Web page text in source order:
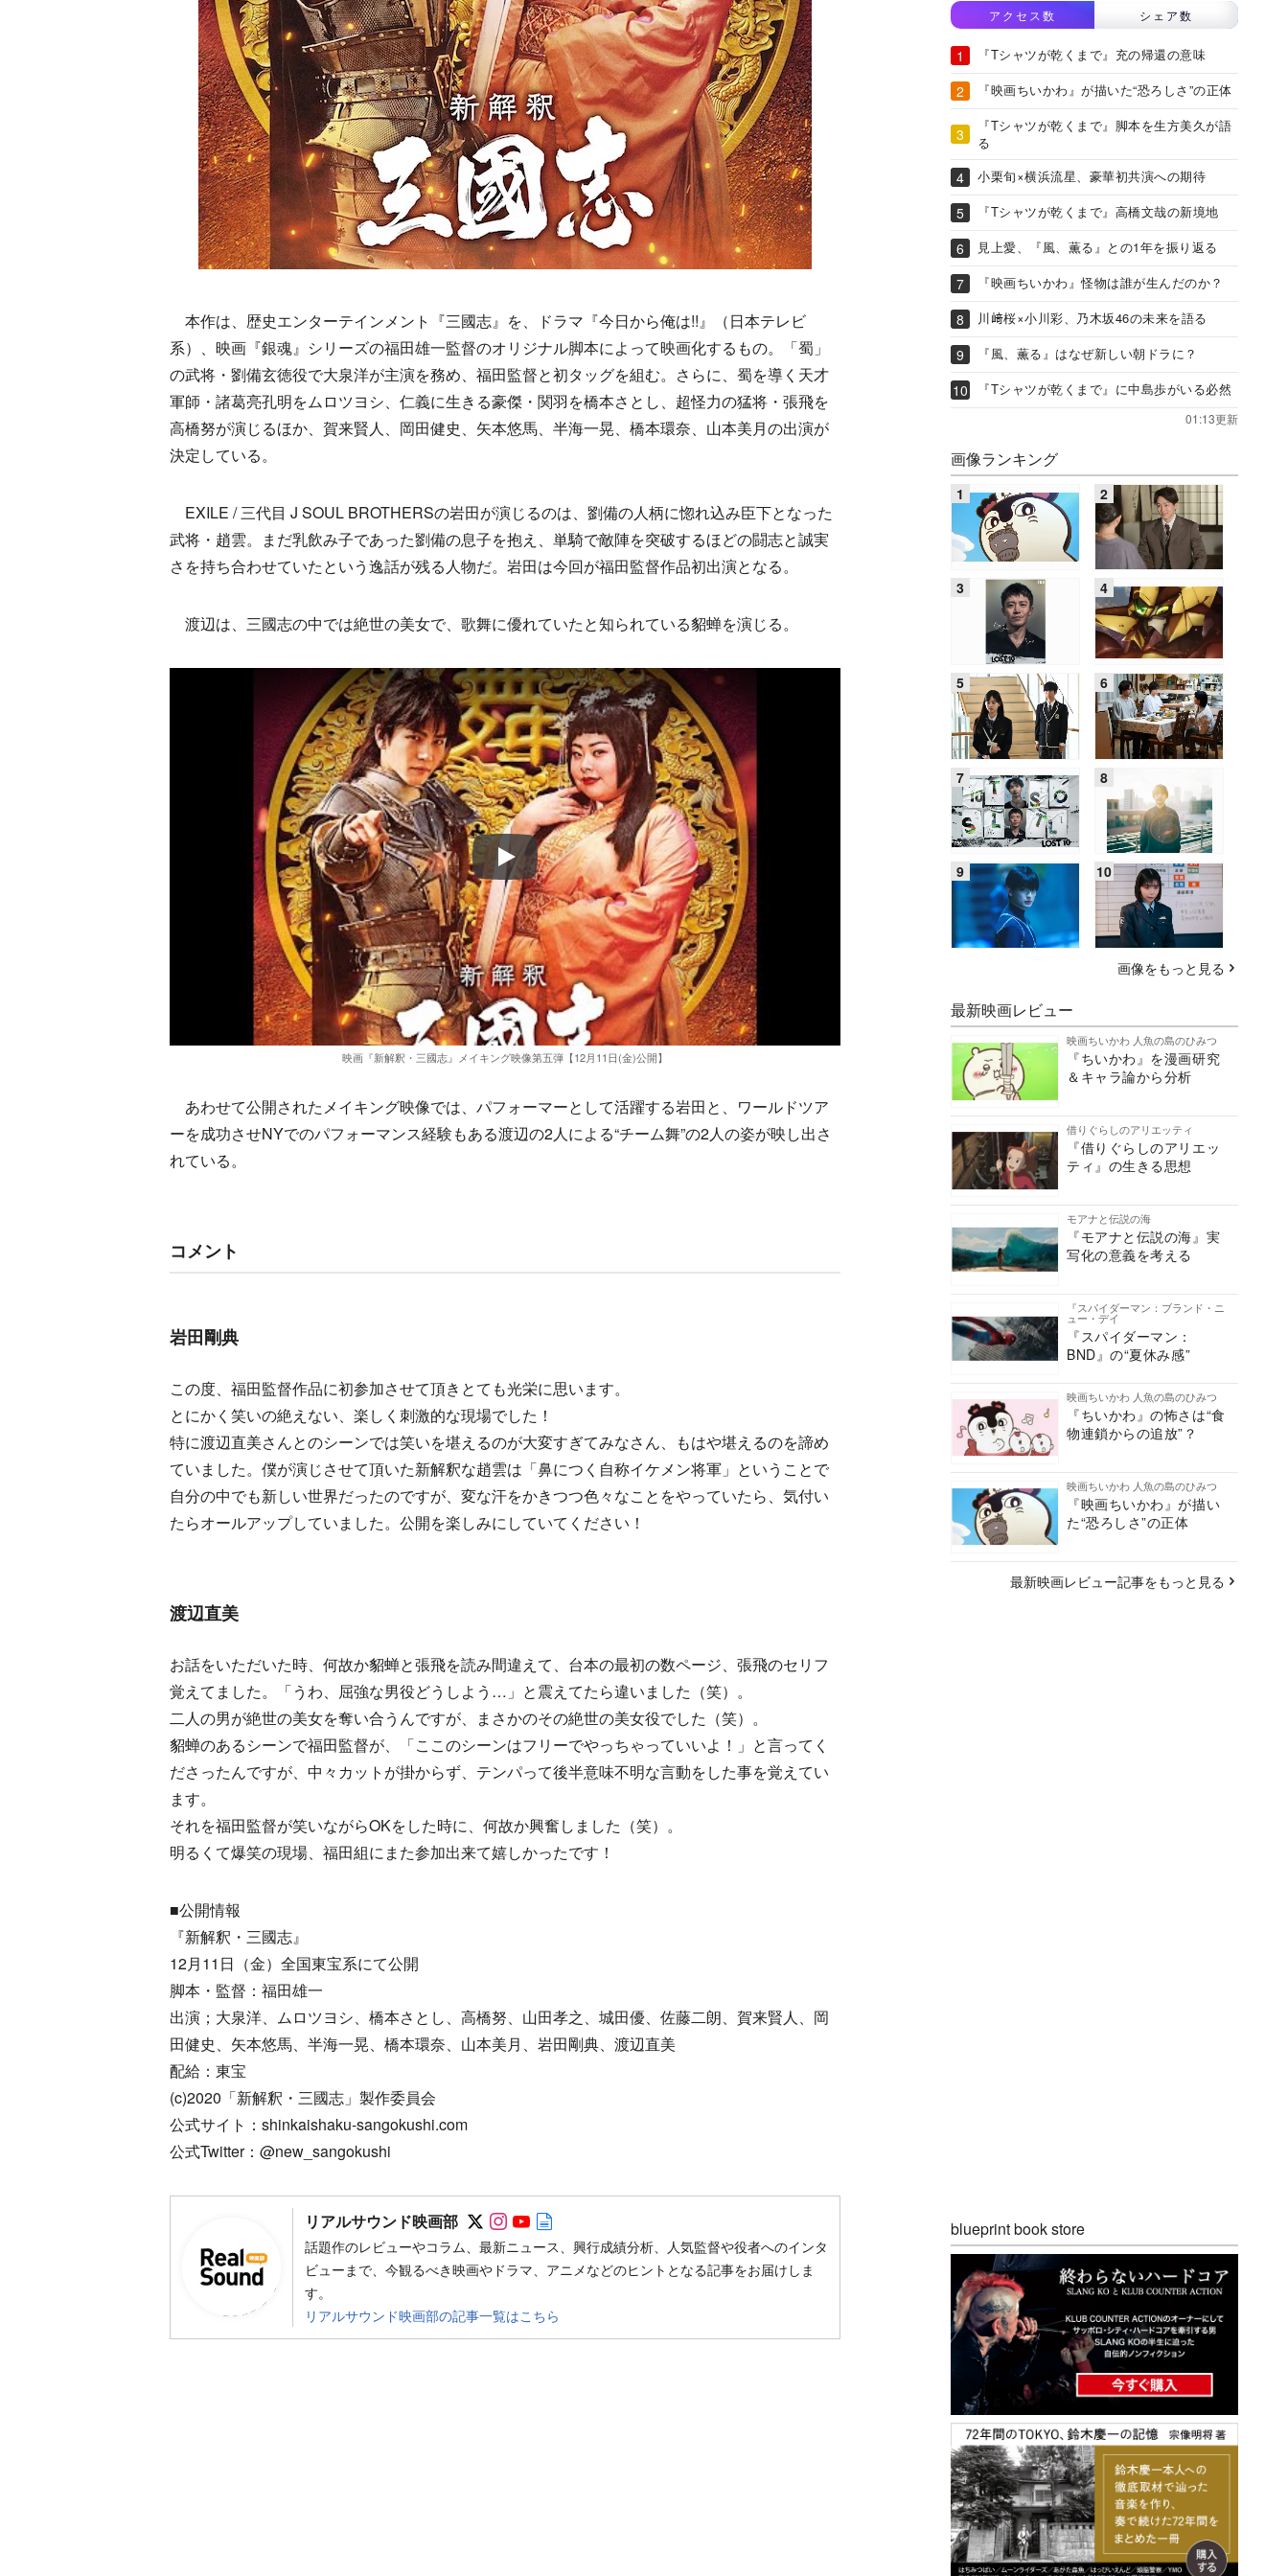
本作は、歴史エンターテインメント『三國志』を、ドラマ『今日から俺は!!』（日本テレビ
系）、映画『銀魂』シリーズの福田雄一監督のオリジナル脚本によって映画化するもの。「蜀」
の武将・劉備玄徳役で大泉洋が主演を務め、福田監督と初タッグを組む。さらに、蜀を導く天才
軍師・諸葛亮孔明をムロツヨシ、仁義に生きる豪傑・関羽を橋本さとし、超怪力の猛将・張飛を
高橋努が演じるほか、賀来賢人、岡田健史、矢本悠馬、半海一晃、橋本環奈、山本美月の出演が
決定している。
EXILE / 三代目 J SOUL BROTHERSの岩田が演じるのは、劉備の人柄に惚れ込み臣下となった
武将・趙雲。まだ乳飲み子であった劉備の息子を抱え、単騎で敵陣を突破するほどの闘志と誠実
さを持ち合わせていたという逸話が残る人物だ。岩田は今回が福田監督作品初出演となる。
渡辺は、三國志の中では絶世の美女で、歌舞に優れていたと知られている貂蝉を演じる。
映画『新解釈・三國志』メイキング映像第五弾【12月11日(金)公開】
あわせて公開されたメイキング映像では、パフォーマーとして活躍する岩田と、ワールドツア
ーを成功させNYでのパフォーマンス経験もある渡辺の2人による“チーム舞”の2人の姿が映し出さ
れている。
コメント
岩田剛典
この度、福田監督作品に初参加させて頂きとても光栄に思います。
とにかく笑いの絶えない、楽しく刺激的な現場でした！
特に渡辺直美さんとのシーンでは笑いを堪えるのが大変すぎてみなさん、もはや堪えるのを諦め
ていました。僕が演じさせて頂いた新解釈な趙雲は「鼻につく自称イケメン将軍」ということで
自分の中でも新しい世界だったのですが、変な汗をかきつつ色々なことをやっていたら、気付い
たらオールアップしていました。公開を楽しみにしていてください！
渡辺直美
お話をいただいた時、何故か貂蝉と張飛を読み間違えて、台本の最初の数ページ、張飛のセリフ
覚えてました。「うわ、屈強な男役どうしよう…」と震えてたら違いました（笑）。
二人の男が絶世の美女を奪い合うんですが、まさかのその絶世の美女役でした（笑）。
貂蝉のあるシーンで福田監督が、「ここのシーンはフリーでやっちゃっていいよ！」と言ってく
ださったんですが、中々カットが掛からず、テンパって後半意味不明な言動をした事を覚えてい
ます。
それを福田監督が笑いながらOKをした時に、何故か興奮しました（笑）。
明るくて爆笑の現場、福田組にまた参加出来て嬉しかったです！
■公開情報
『新解釈・三國志』
12月11日（金）全国東宝系にて公開
脚本・監督：福田雄一
出演；大泉洋、ムロツヨシ、橋本さとし、高橋努、山田孝之、城田優、佐藤二朗、賀来賢人、岡
田健史、矢本悠馬、半海一晃、橋本環奈、山本美月、岩田剛典、渡辺直美
配給：東宝
(c)2020「新解釈・三國志」製作委員会
公式サイト：shinkaishaku-sangokushi.com
公式Twitter：@new_sangokushi
リアルサウンド映画部 Follow on SNS
Follow on SNS
Follow on SNS
話題作のレビューやコラム、最新ニュース、興行成績分析、人気監督や役者へのインタ
ビューまで、今観るべき映画やドラマ、アニメなどのヒントとなる記事をお届けしま
す。
リアルサウンド映画部の記事一覧はこちら
アクセス数 シェア数
『Tシャツが乾くまで』充の帰還の意味
『映画ちいかわ』が描いた“恐ろしさ”の正体
『Tシャツが乾くまで』脚本を生方美久が語
る
小栗旬×横浜流星、豪華初共演への期待
『Tシャツが乾くまで』高橋文哉の新境地
見上愛、『風、薫る』との1年を振り返る
『映画ちいかわ』怪物は誰が生んだのか？
川﨑桜×小川彩、乃木坂46の未来を語る
『風、薫る』はなぜ新しい朝ドラに？
『Tシャツが乾くまで』に中島歩がいる必然
01:13更新
画像ランキング
画像をもっと見る
最新映画レビュー
映画ちいかわ 人魚の島のひみつ
『ちいかわ』を漫画研究
＆キャラ論から分析
借りぐらしのアリエッティ
『借りぐらしのアリエッ
ティ』の生きる思想
モアナと伝説の海
『モアナと伝説の海』実
写化の意義を考える
『スパイダーマン：ブランド・ニ
ュー・デイ
『スパイダーマン：
BND』の“夏休み感”
映画ちいかわ 人魚の島のひみつ
『ちいかわ』の怖さは“食
物連鎖からの追放”？
映画ちいかわ 人魚の島のひみつ
『映画ちいかわ』が描い
た“恐ろしさ”の正体
最新映画レビュー記事をもっと見る
blueprint book store